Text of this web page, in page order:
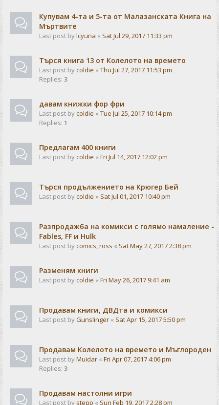
Купувам 4-та и 5-та от Малазанската Книга на
Мъртвите
Last post bylcyuna « Sat Jul 29, 2017 11:33 pm
Търся книга 13 от Колелото на времето
Last post bycoldie « Thu Jul 27, 2017 11:53 pm
Replies: 3
давам книжки фор фри
Last post bycoldie « Tue Jul 25, 2017 10:14 pm
Replies: 1
Предлагам 400 книги
Last post bycoldie « Fri Jul 14, 2017 12:02 pm
Търся продължението на Крюгер Бей
Last post bycoldie « Sat Jul 01, 2017 10:40 pm
Разпродажба на комикси с голямо намаление -
Fables, FF и Hulk
Last post bycomics_ross « Sat May 27, 2017 2:38 pm
Разменям книги
Last post bycoldie « Fri May 26, 2017 9:41 am
Продавам книги, ДВДта и комикси
Last post byGunslinger « Sat Apr 15, 2017 5:50 pm
Продавам Колелото на времето и Мъглороден
Last post byMuidar « Fri Apr 07, 2017 4:06 pm
Replies: 3
Продавам настолни игри
Last post by stepp « Sun Feb 19, 2017 2:28 pm